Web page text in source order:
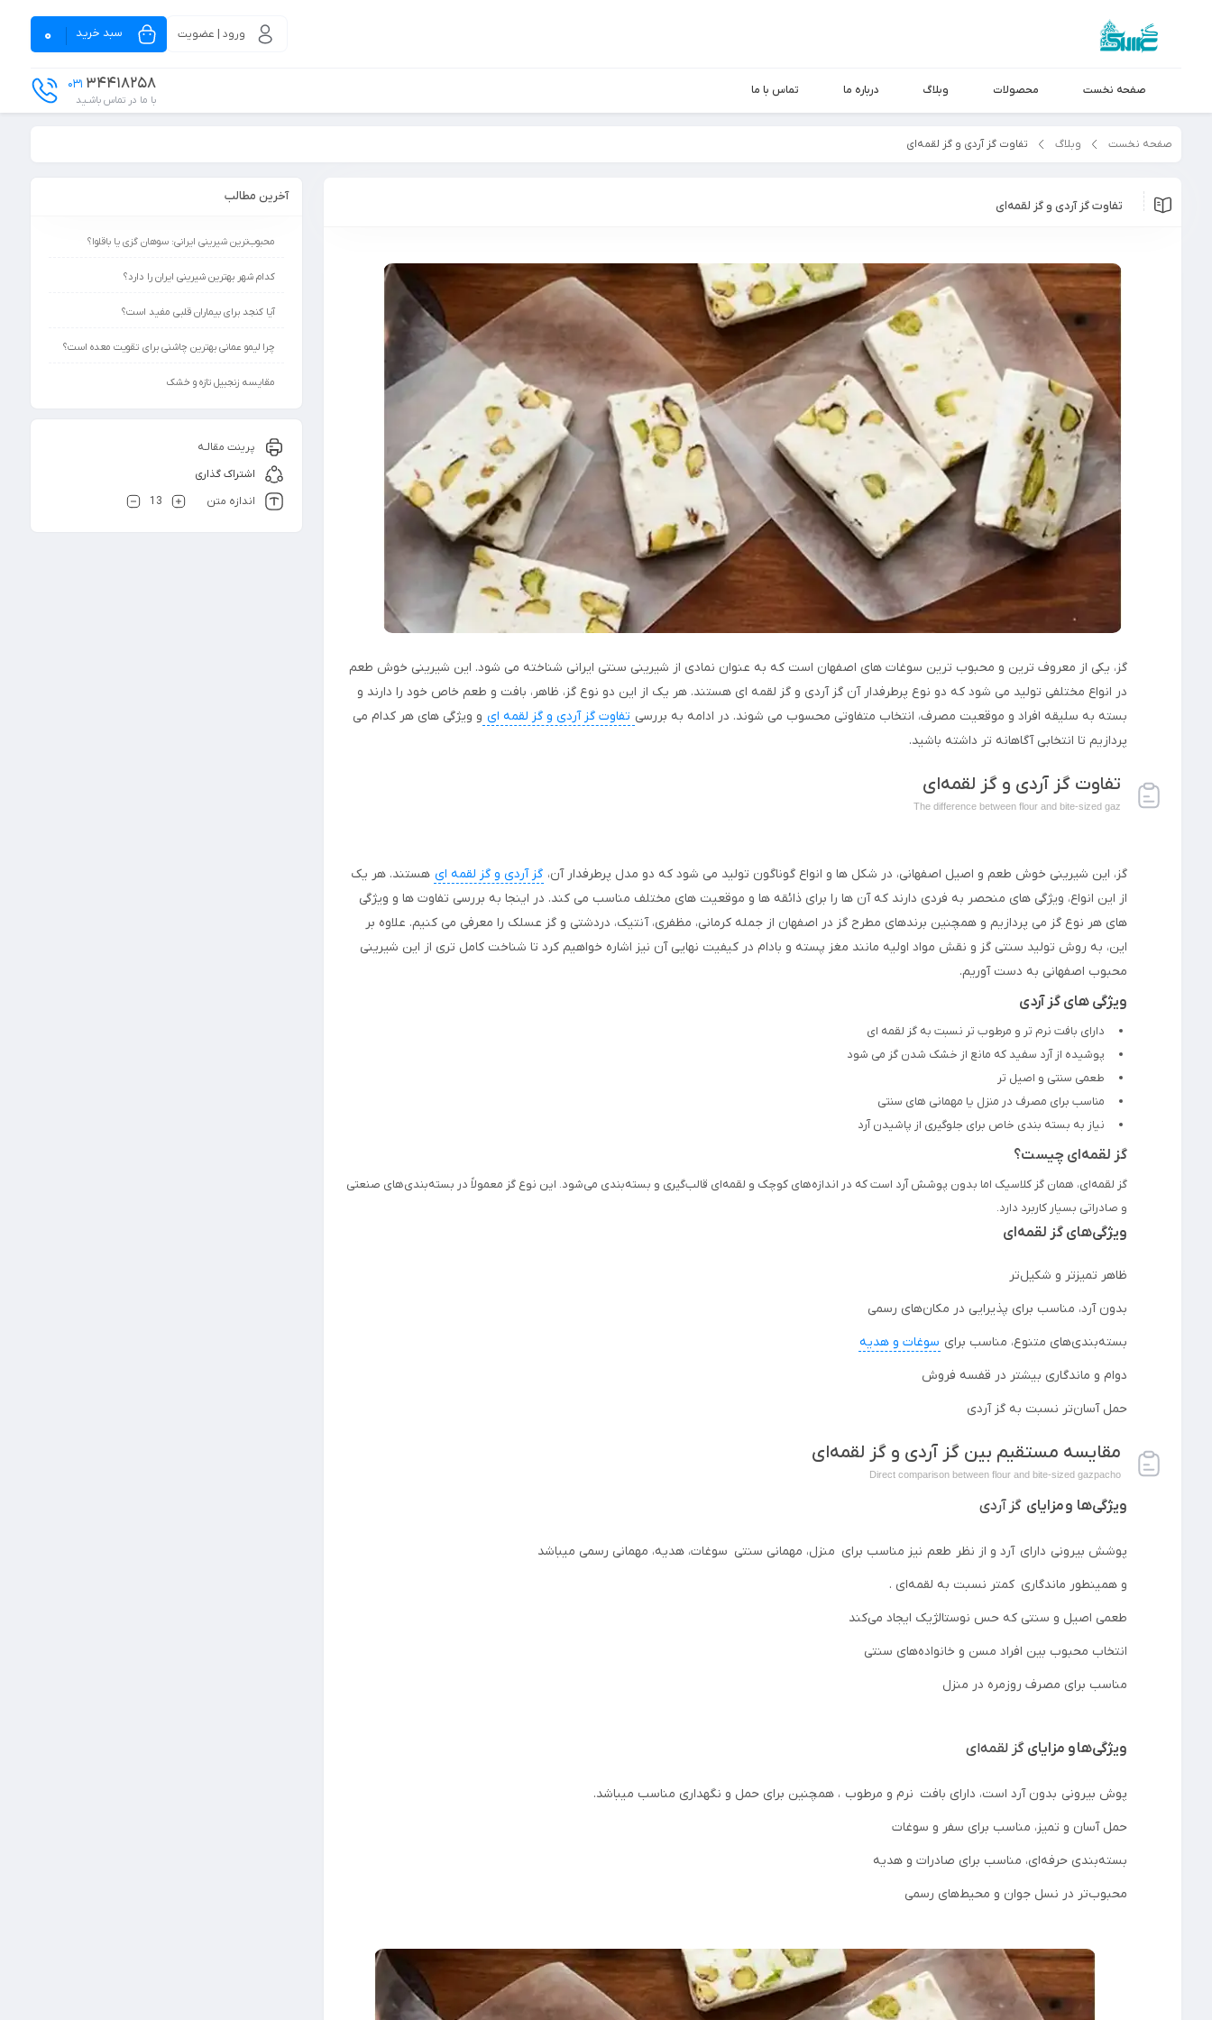
ورود | عضویت سبد خرید 0
صفحه نخست محصولات وبلاگ درباره ما تماس با ما 34418258
031
با ما در تماس باشـید
صفحه نخست وبلاگ تفاوت‌ گز آردی و گز لقمه‌ای
تفاوت‌ گز آردی و گز لقمه‌ای
گز، یکی از معروف ترین و محبوب ترین سوغات های اصفهان است که به عنوان نمادی از شیرینی سنتی ایرانی شناخته می شود. این شیرینی خوش طعم
در انواع مختلفی تولید می شود که دو نوع پرطرفدار آن گز آردی و گز لقمه ای هستند. هر یک از این دو نوع گز، ظاهر، بافت و طعم خاص خود را دارند و
بسته به سلیقه افراد و موقعیت مصرف، انتخاب متفاوتی محسوب می شوند. در ادامه به بررسی تفاوت گز آردی و گز لقمه ای و ویژگی های هر کدام می
پردازیم تا انتخابی آگاهانه تر داشته باشید.
تفاوت‌ گز آردی و گز لقمه‌ای
The difference between flour and bite-sized gaz
گز، این شیرینی خوش طعم و اصیل اصفهانی، در شکل ها و انواع گوناگون تولید می شود که دو مدل پرطرفدار آن، گز آردی و گز لقمه ای هستند. هر یک
از این انواع، ویژگی های منحصر به فردی دارند که آن ها را برای ذائقه ها و موقعیت های مختلف مناسب می کند. در اینجا به بررسی تفاوت ها و ویژگی
های هر نوع گز می پردازیم و همچنین برندهای مطرح گز در اصفهان از جمله کرمانی، مظفری، آنتیک، دردشتی و گز عسلک را معرفی می کنیم. علاوه بر
این، به روش تولید سنتی گز و نقش مواد اولیه مانند مغز پسته و بادام در کیفیت نهایی آن نیز اشاره خواهیم کرد تا شناخت کامل تری از این شیرینی
محبوب اصفهانی به دست آوریم.
ویژگی های گز آردی
دارای بافت نرم تر و مرطوب تر نسبت به گز لقمه ای
پوشیده از آرد سفید که مانع از خشک شدن گز می شود
طعمی سنتی و اصیل تر
مناسب برای مصرف در منزل یا مهمانی های سنتی
نیاز به بسته بندی خاص برای جلوگیری از پاشیدن آرد
گز لقمه‌ای چیست؟
گز لقمه‌ای، همان گز کلاسیک اما بدون پوشش آرد است که در اندازه‌های کوچک و لقمه‌ای قالب‌گیری و بسته‌بندی می‌شود. این نوع گز معمولاً در بسته‌بندی‌های صنعتی
و صادراتی بسیار کاربرد دارد.
ویژگی‌های گز لقمه‌ای
ظاهر تمیزتر و شکیل‌تر
بدون آرد، مناسب برای پذیرایی در مکان‌های رسمی
بسته‌بندی‌های متنوع، مناسب برای سوغات و هدیه
دوام و ماندگاری بیشتر در قفسه فروش
حمل آسان‌تر نسبت به گز آردی
مقایسه مستقیم بین گز آردی و گز لقمه‌ای
Direct comparison between flour and bite-sized gazpacho
ویژگی‌ها و مزایای گز آردی
پوشش بیرونی دارای آرد و از نظر طعم نیز مناسب برای منزل، مهمانی سنتی سوغات، هدیه، مهمانی رسمی میباشد
و همینطور ماندگاری کمتر نسبت به لقمه‌ای .
طعمی اصیل و سنتی که حس نوستالژیک ایجاد می‌کند
انتخاب محبوب بین افراد مسن و خانواده‌های سنتی
مناسب برای مصرف روزمره در منزل
ویژگی‌ها و مزایای گز لقمه‌ای
پوش بیرونی بدون آرد است، دارای بافت نرم و مرطوب ، همچنین برای حمل و نگهداری مناسب میباشد.
حمل آسان و تمیز، مناسب برای سفر و سوغات
بسته‌بندی حرفه‌ای، مناسب برای صادرات و هدیه
محبوب‌تر در نسل جوان و محیط‌های رسمی
آخرین مطالب
محبوب‌ترین شیرینی ایرانی: سوهان گزی یا باقلوا؟
کدام شهر بهترین شیرینی ایران را دارد؟
آیا کنجد برای بیماران قلبی مفید است؟
چرا لیمو عمانی بهترین چاشنی برای تقویت معده است؟
مقایسه زنجبیل تازه و خشک
پرینت مقالـه
اشتراک گذاری
اندازه متن
13